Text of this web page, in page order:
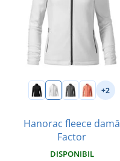
+2
Hanorac fleece damă
Factor
DISPONIBIL